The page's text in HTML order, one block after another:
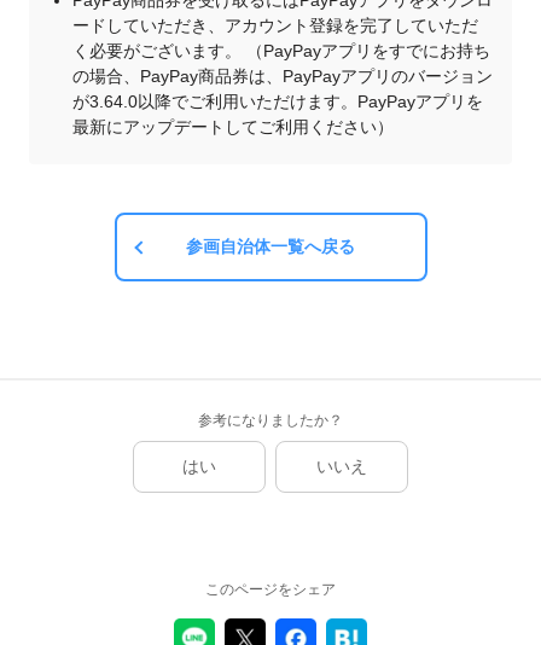
ードしていただき、アカウント登録を完了していただ
く必要がございます。 （PayPayアプリをすでにお持ち
の場合、PayPay商品券は、PayPayアプリのバージョン
が3.64.0以降でご利用いただけます。PayPayアプリを
最新にアップデートしてご利用ください）
参画自治体一覧へ戻る
参考になりましたか？
はい いいえ
このページをシェア